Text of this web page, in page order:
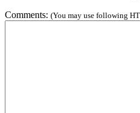
Comments: (You may use following